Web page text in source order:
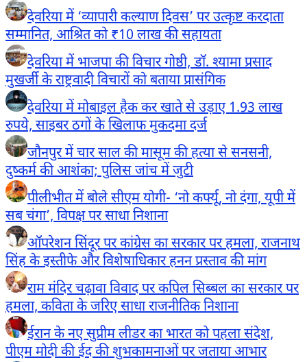
देवरिया में ‘व्यापारी कल्याण दिवस’ पर उत्कृष्ट करदाता
सम्मानित, आश्रित को ₹10 लाख की सहायता
देवरिया में भाजपा की विचार गोष्ठी, डॉ. श्यामा प्रसाद
मुखर्जी के राष्ट्रवादी विचारों को बताया प्रासंगिक
देवरिया में मोबाइल हैक कर खाते से उड़ाए 1.93 लाख
रुपये, साइबर ठगों के खिलाफ मुकदमा दर्ज
जौनपुर में चार साल की मासूम की हत्या से सनसनी,
दुष्कर्म की आशंका; पुलिस जांच में जुटी
पीलीभीत में बोले सीएम योगी- ‘नो कर्फ्यू, नो दंगा, यूपी में
सब चंगा’, विपक्ष पर साधा निशाना
ऑपरेशन सिंदूर पर कांग्रेस का सरकार पर हमला, राजनाथ
सिंह के इस्तीफे और विशेषाधिकार हनन प्रस्ताव की मांग
राम मंदिर चढ़ावा विवाद पर कपिल सिब्बल का सरकार पर
हमला, कविता के जरिए साधा राजनीतिक निशाना
ईरान के नए सुप्रीम लीडर का भारत को पहला संदेश,
पीएम मोदी की ईद की शुभकामनाओं पर जताया आभार